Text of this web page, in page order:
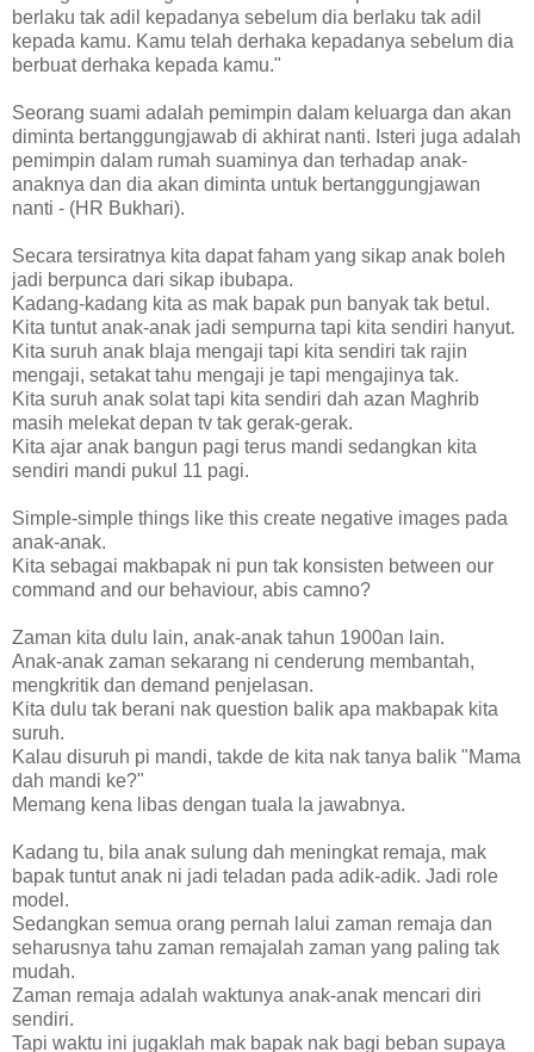
berlaku tak adil kepadanya sebelum dia berlaku tak adil
kepada kamu. Kamu telah derhaka kepadanya sebelum dia
berbuat derhaka kepada kamu."
Seorang suami adalah pemimpin dalam keluarga dan akan
diminta bertanggungjawab di akhirat nanti. Isteri juga adalah
pemimpin dalam rumah suaminya dan terhadap anak-
anaknya dan dia akan diminta untuk bertanggungjawan
nanti - (HR Bukhari).
Secara tersiratnya kita dapat faham yang sikap anak boleh
jadi berpunca dari sikap ibubapa.
Kadang-kadang kita as mak bapak pun banyak tak betul.
Kita tuntut anak-anak jadi sempurna tapi kita sendiri hanyut.
Kita suruh anak blaja mengaji tapi kita sendiri tak rajin
mengaji, setakat tahu mengaji je tapi mengajinya tak.
Kita suruh anak solat tapi kita sendiri dah azan Maghrib
masih melekat depan tv tak gerak-gerak.
Kita ajar anak bangun pagi terus mandi sedangkan kita
sendiri mandi pukul 11 pagi.
Simple-simple things like this create negative images pada
anak-anak.
Kita sebagai makbapak ni pun tak konsisten between our
command and our behaviour, abis camno?
Zaman kita dulu lain, anak-anak tahun 1900an lain.
Anak-anak zaman sekarang ni cenderung membantah,
mengkritik dan demand penjelasan.
Kita dulu tak berani nak question balik apa makbapak kita
suruh.
Kalau disuruh pi mandi, takde de kita nak tanya balik "Mama
dah mandi ke?"
Memang kena libas dengan tuala la jawabnya.
Kadang tu, bila anak sulung dah meningkat remaja, mak
bapak tuntut anak ni jadi teladan pada adik-adik. Jadi role
model.
Sedangkan semua orang pernah lalui zaman remaja dan
seharusnya tahu zaman remajalah zaman yang paling tak
mudah.
Zaman remaja adalah waktunya anak-anak mencari diri
sendiri.
Tapi waktu ini jugaklah mak bapak nak bagi beban supaya